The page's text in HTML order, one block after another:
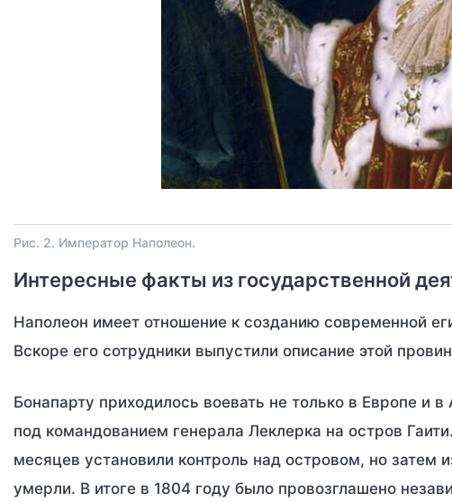
Рис. 2. Император Наполеон.
Интересные факты из государственной
Наполеон имеет отношение к созданию современной
Вскоре его сотрудники выпустили описание этой
Бонапарту приходилось воевать не только в Европе и
под командованием генерала Леклерка на остров
месяцев установили контроль над островом, но затем
умерли. В итоге в 1804 году было провозглашено